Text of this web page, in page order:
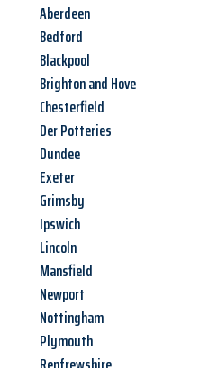
Aberdeen
Bedford
Blackpool
Brighton and Hove
Chesterfield
Der Potteries
Dundee
Exeter
Grimsby
Ipswich
Lincoln
Mansfield
Newport
Nottingham
Plymouth